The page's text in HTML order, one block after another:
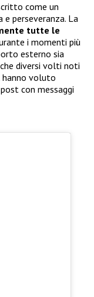
come un
perseveranza. La
tutte le
i momenti più
esterno sia
diversi volti noti
voluto
con messaggi